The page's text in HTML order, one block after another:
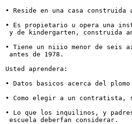
• Reside en una casa construida
• Es propietario u opera una
y de kindergarten, construida
• Tiene un niiio menor de seis
antes de 1978.
Usted aprendera:
• Datos basicos acerca del
• Como elegir a un contratista,
• Lo que los inquilinos, y
escuela deberfan considerar.